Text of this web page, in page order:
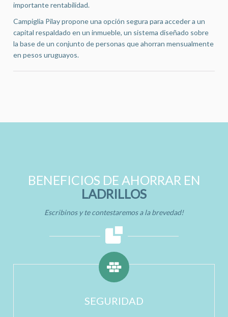
importante rentabilidad.
Campiglia Pilay propone una opción segura para acceder a un
capital respaldado en un inmueble, un sistema diseñado sobre
la base de un conjunto de personas que ahorran mensualmente
en pesos uruguayos.
BENEFICIOS DE AHORRAR EN
LADRILLOS
Escribinos y te contestaremos a la brevedad!
SEGURIDAD